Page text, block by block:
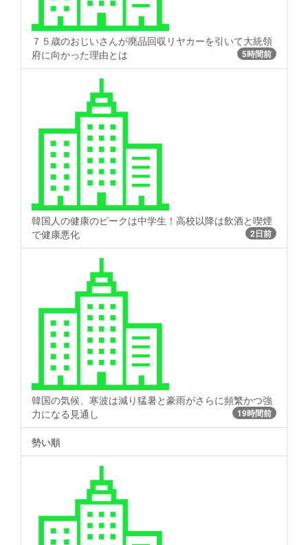
７５歳のおじいさんが廃品回収リヤカーを引いて大統領
府に向かった理由とは
5時間前
韓国人の健康のピークは中学生！高校以降は飲酒と喫煙
で健康悪化
2日前
韓国の気候、寒波は減り猛暑と豪雨がさらに頻繁かつ強
力になる見通し
19時間前
勢い順